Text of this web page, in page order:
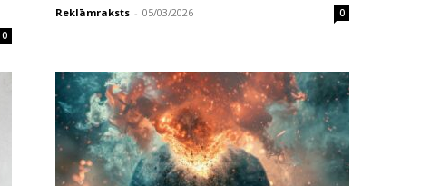
0
Reklāmraksts - 05/03/2026 0